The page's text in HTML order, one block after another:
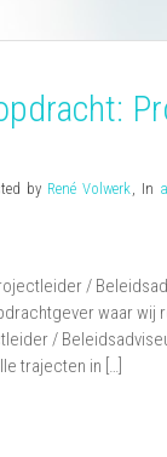
by René Volwerk, In
/
waar wij
/
trajecten in […]